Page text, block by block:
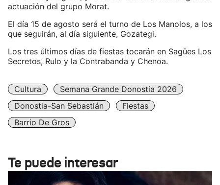
actuación del grupo Morat.
El día 15 de agosto será el turno de Los Manolos, a los
que seguirán, al día siguiente, Gozategi.
Los tres últimos días de fiestas tocarán en Sagües Los
Secretos, Rulo y la Contrabanda y Chenoa.
Cultura
Semana Grande Donostia 2026
Donostia-San Sebastián
Fiestas
Barrio De Gros
Te puede interesar